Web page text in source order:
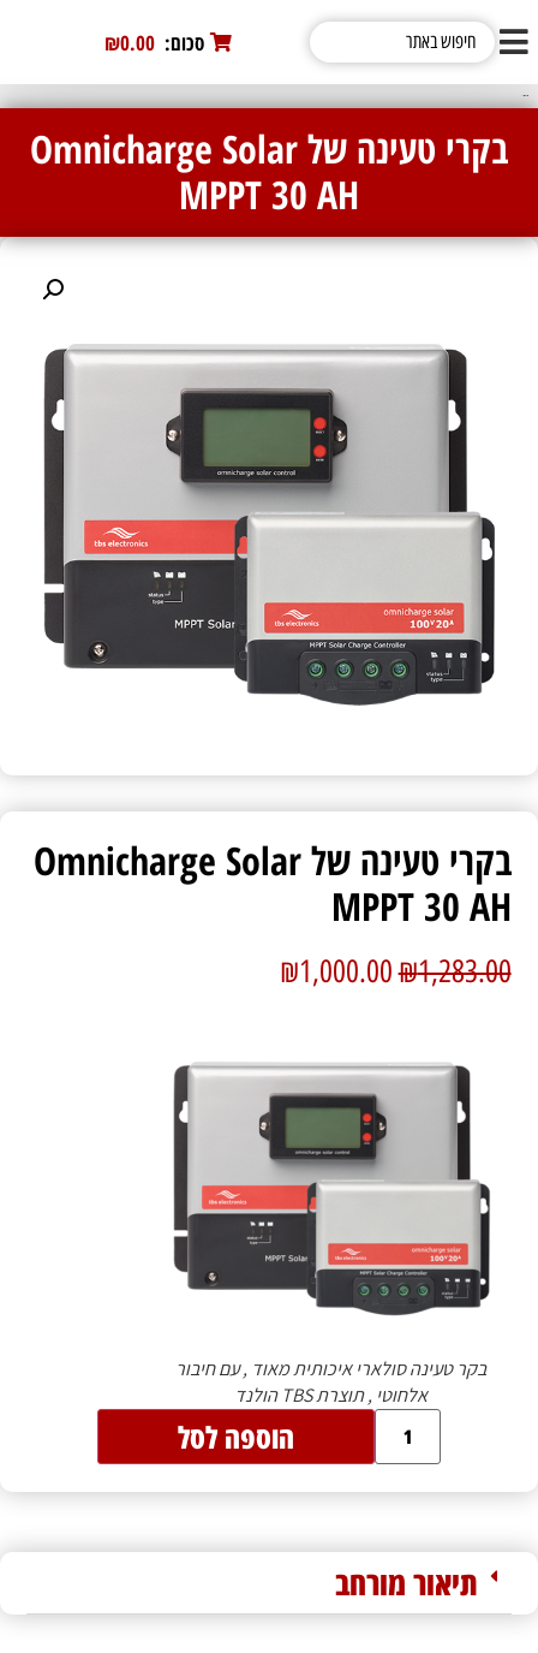
סכום: ₪0.00
בקרי טעינה של Omnicharge Solar
MPPT 30 AH
בקרי טעינה של Omnicharge Solar
MPPT 30 AH
₪1,283.00
₪1,000.00
בקר טעינה סולארי איכותית מאוד , עם חיבור
אלחוטי , תוצרת TBS הולנד
הוספה לסל
תיאור מורחב